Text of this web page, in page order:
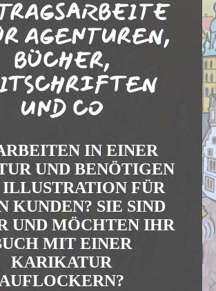
AGENTUREN,
BÜCHER,
UND CO
IN EINER
UND BENÖTIGEN
FÜR
KUNDEN? SIE SIND
UND MÖCHTEN IHR
MIT EINER
KARIKATUR